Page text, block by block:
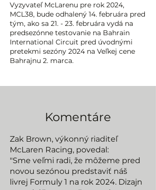
Vyzyvateľ McLarenu pre rok 2024,
MCL38, bude odhalený 14. februára pred
tým, ako sa 21. - 23. februára vydá na
predsezónne testovanie na Bahrain
International Circuit pred úvodnými
pretekmi sezóny 2024 na Veľkej cene
Bahrajnu 2. marca.
Komentáre
Zak Brown, výkonný riaditeľ
McLaren Racing, povedal:
"Sme veľmi radi, že môžeme pred
novou sezónou predstaviť náš
livrej Formuly 1 na rok 2024. Dizajn